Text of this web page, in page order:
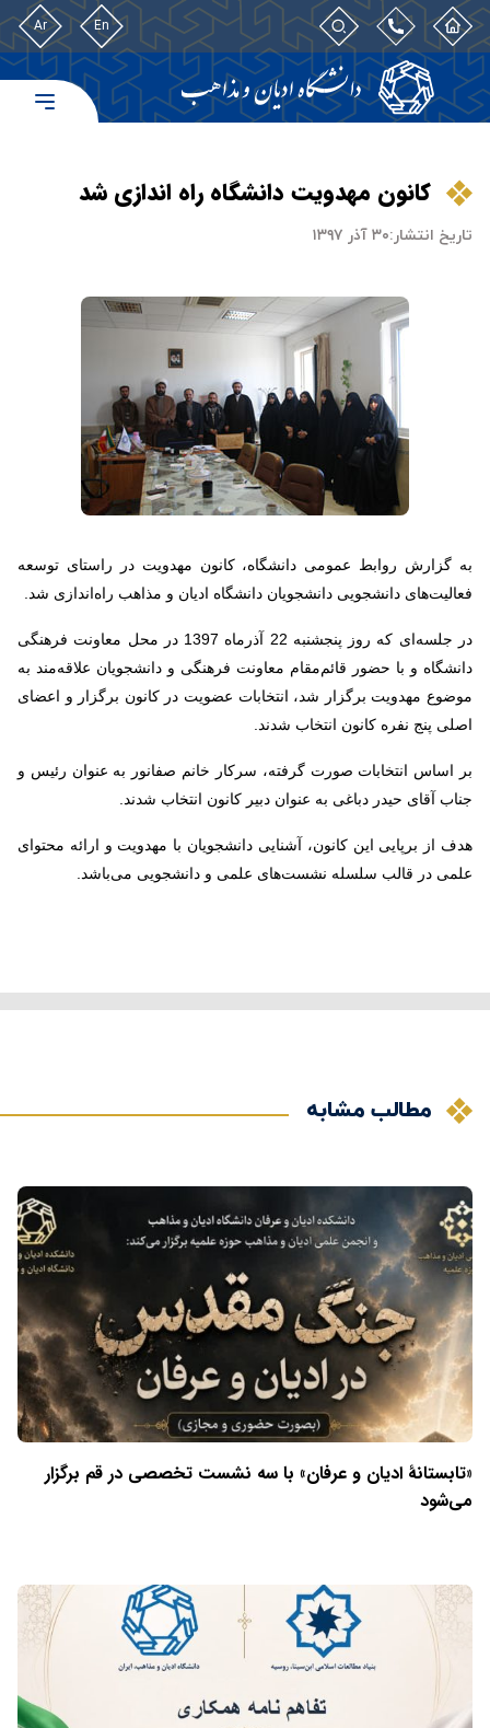
En
Ar
کانون مهدویت دانشگاه راه اندازی شد
تاریخ انتشار:۳۰ آذر ۱۳۹۷
به گزارش روابط عمومی دانشگاه، کانون مهدویت در راستای توسعه
فعالیت‌های دانشجویی دانشجویان دانشگاه ادیان و مذاهب راه‌اندازی شد.
در جلسه‌ای که روز پنجشنبه 22 آذرماه 1397 در محل معاونت فرهنگی
دانشگاه و با حضور قائم‌مقام معاونت فرهنگی و دانشجویان علاقه‌مند به
موضوع مهدویت برگزار شد،‌ انتخابات عضویت در کانون برگزار و اعضای
اصلی پنج نفره کانون انتخاب شدند.
بر اساس انتخابات صورت گرفته، سرکار خانم صفانور به عنوان رئیس و
جناب آقای حیدر دباغی به عنوان دبیر کانون انتخاب شدند.
هدف از برپایی این کانون، آشنایی دانشجویان با مهدویت و ارائه محتوای
علمی در قالب سلسله نشست‌های علمی و دانشجویی می‌باشد.
مطالب مشابه
«تابستانهٔ ادیان و عرفان» با سه نشست تخصصی در قم برگزار
می‌شود